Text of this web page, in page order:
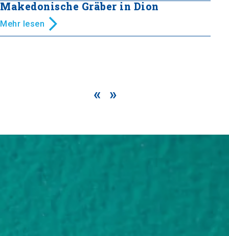
Makedonische Gräber in Dion
Mehr lesen
« »